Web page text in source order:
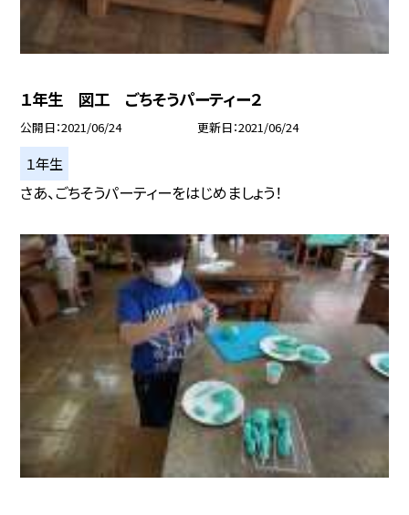
１年生 図工 ごちそうパーティー２
公開日 2021/06/24 更新日 2021/06/24
１年生
さあ、ごちそうパーティーをはじめましょう！